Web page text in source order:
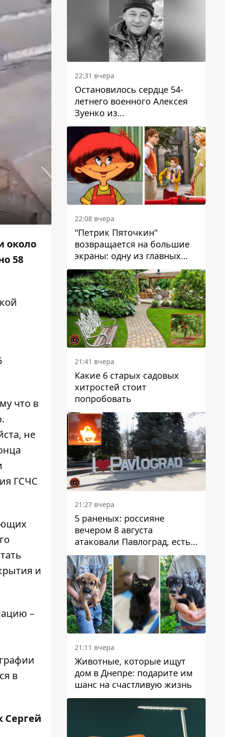
около
58
что в
не
ГСЧС
и
–
в
Сергей
22:31 вчера
Остановилось сердце 54-
летнего военного Алексея
Зуенко из
Днепропетровской области
22:08 вчера
"Петрик Пяточкин"
возвращается на большие
экраны: одну из главных
ролей сыграет 9-летний
днепрянин Александр
Войтеховский
21:41 вчера
Какие 6 старых садовых
хитростей стоит
попробовать
21:27 вчера
5 раненых: россияне
вечером 8 августа
атаковали Павлоград, есть
возгорание
21:11 вчера
Животные, которые ищут
дом в Днепре: подарите им
шанс на счастливую жизнь